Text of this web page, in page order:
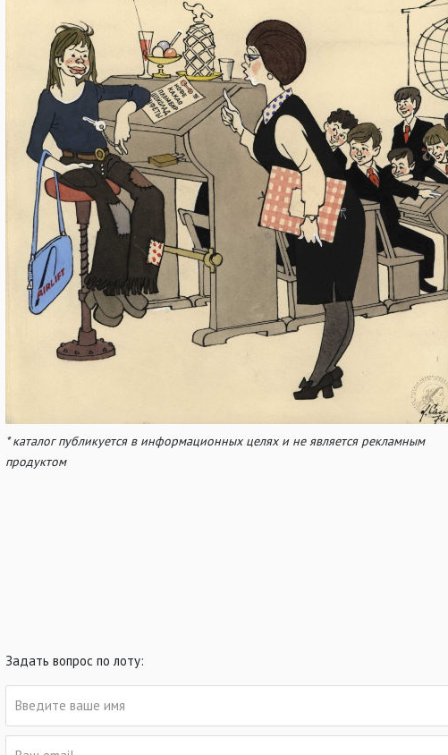
* каталог публикуется в информационных целях и не является рекламным
продуктом
Задать вопрос по лоту: